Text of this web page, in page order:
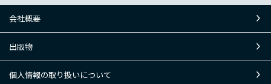
会社概要
出版物
個人情報の取り扱いについて